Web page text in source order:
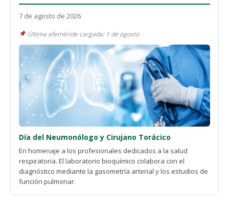
7 de agosto de 2026
Última efeméride cargada: 1 de agosto
Día del Neumonólogo y Cirujano Torácico
En homenaje a los profesionales dedicados a la salud
respiratoria. El laboratorio bioquímico colabora con el
diagnóstico mediante la gasometría arterial y los estudios de
función pulmonar.